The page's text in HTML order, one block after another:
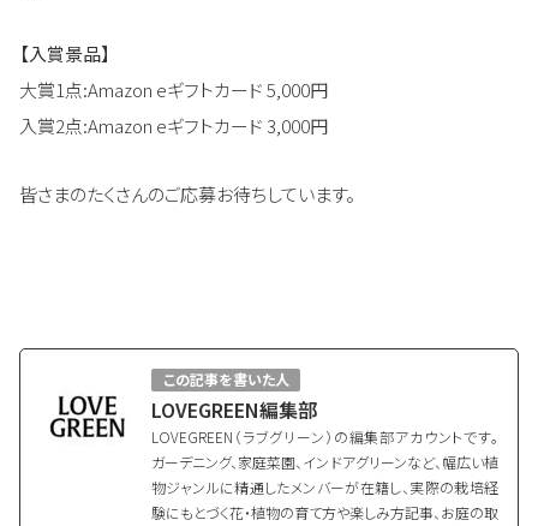
【入賞景品】
大賞1点:Amazon eギフトカード 5,000円
入賞2点:Amazon eギフトカード 3,000円
皆さまのたくさんのご応募お待ちしています。
この記事を書いた人
LOVEGREEN編集部
LOVEGREEN（ラブグリーン）の編集部アカウントです。
ガーデニング、家庭菜園、インドアグリーンなど、幅広い植
物ジャンルに精通したメンバーが在籍し、実際の栽培経
験にもとづく花・植物の育て方や楽しみ方記事、お庭の取